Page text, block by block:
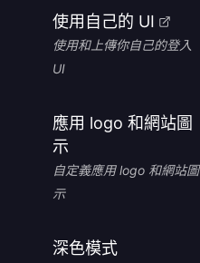
使用自己的 UI
使用和上傳你自己的登入
UI
應用 logo 和網站圖
示
自定義應用 logo 和網站圖
示
深色模式